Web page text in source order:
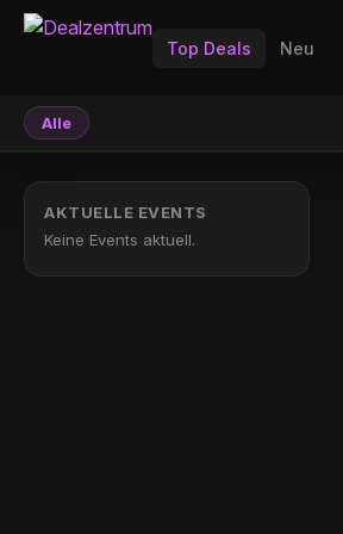
Top Deals Neu
Alle
AKTUELLE EVENTS
Keine Events aktuell.